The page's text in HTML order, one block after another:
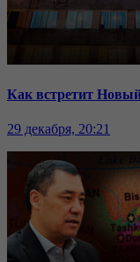
Как встретит Новый
29 декабря, 20:21